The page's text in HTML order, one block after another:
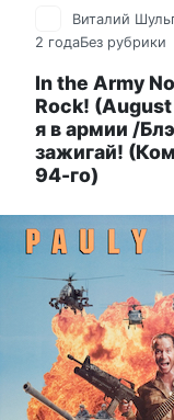
Виталий
2 годаБез рубрики
In the Army
Rock! (August
я в армии /
зажигай!
94-го)